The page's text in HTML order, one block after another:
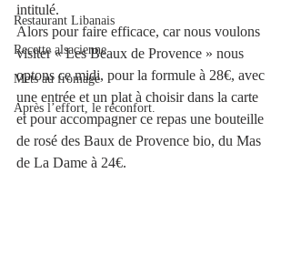
Restaurant Libanais
Recette alsacienne
Mets au fromage
Après l’effort, le réconfort.
intitulé.
Alors pour faire efficace, car nous voulons
visiter « Les Beaux de Provence » nous
optons ce midi, pour la formule à 28€, avec
une entrée et un plat à choisir dans la carte
et pour accompagner ce repas une bouteille
de rosé des Baux de Provence bio, du Mas
de La Dame à 24€.